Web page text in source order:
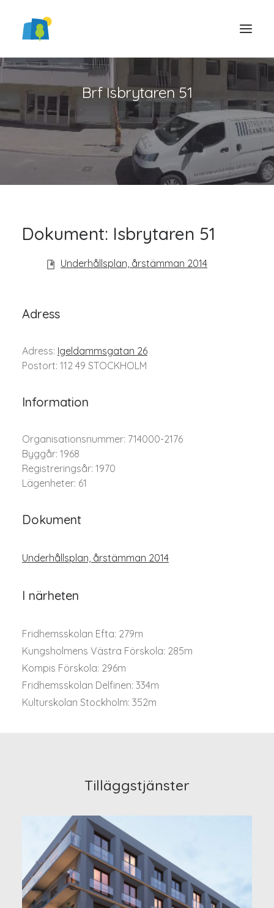
Brf Isbrytaren 51
Dokument: Isbrytaren 51
Underhållsplan, årstämman 2014
Adress
Adress: Igeldammsgatan 26
Postort: 112 49 STOCKHOLM
Information
Organisationsnummer: 714000-2176
Byggår: 1968
Registreringsår: 1970
Lägenheter: 61
Dokument
Underhållsplan, årstämman 2014
I närheten
Fridhemsskolan Efta: 279m
Kungsholmens Västra Förskola: 285m
Kompis Förskola: 296m
Fridhemsskolan Delfinen: 334m
Kulturskolan Stockholm: 352m
Tilläggstjänster